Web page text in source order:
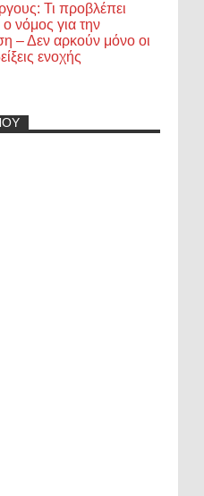
Τι προβλέπει
νόμος για την
– Δεν αρκούν μόνο οι
ενοχής